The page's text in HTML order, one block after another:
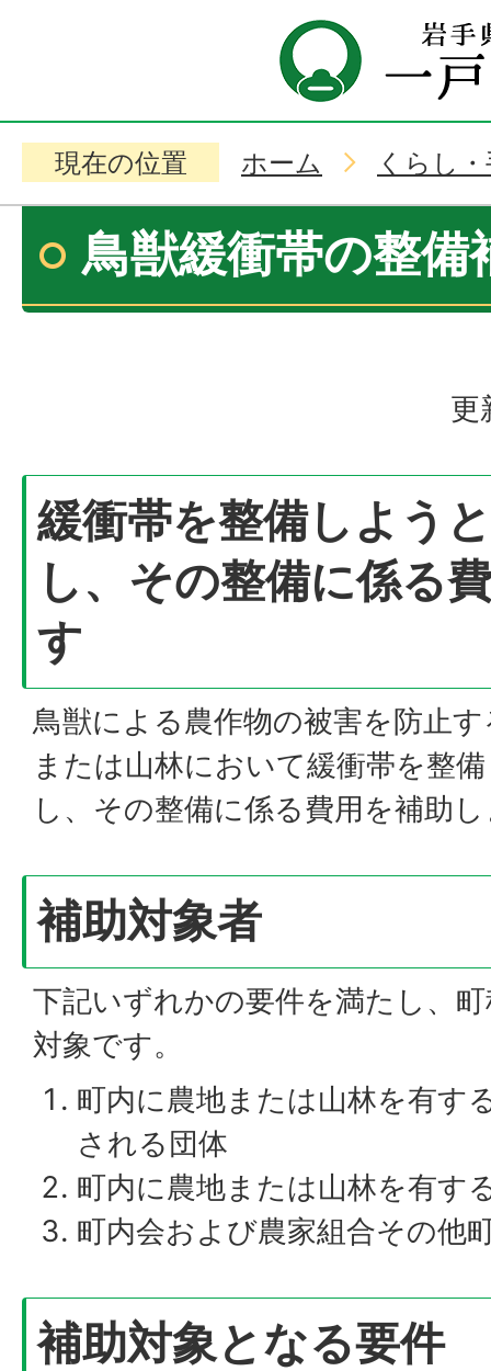
現在の位置 ホーム くらし
鳥獣緩衝帯の整備
更
緩衝帯を整備しよう
し、その整備に係る
す
鳥獣による農作物の被害を防止
または山林において緩衝帯を整
し、その整備に係る費用を補助
補助対象者
下記いずれかの要件を満たし、
対象です。
町内に農地または山林を有す
される団体
町内に農地または山林を有す
町内会および農家組合その他
補助対象となる要件